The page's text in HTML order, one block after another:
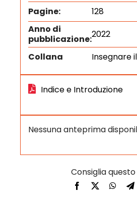
Pagine:
128
Anno di
pubblicazione:2022
Collana
Insegnare
Indice e Introduzione
Nessuna anteprima